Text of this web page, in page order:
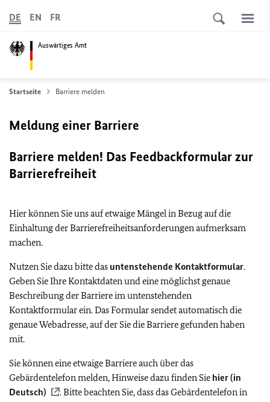
Auswärtiges Amt
DE EN FR
Startseite Barriere melden
Meldung einer Barriere
Barriere melden! Das Feedbackformular zur
Barrierefreiheit
Hier können Sie uns auf etwaige Mängel in Bezug auf die
Einhaltung der Barrierefreiheitsanforderungen aufmerksam
machen.
Nutzen Sie dazu bitte das untenstehende Kontaktformular.
Geben Sie Ihre Kontaktdaten und eine möglichst genaue
Beschreibung der Barriere im untenstehenden
Kontaktformular ein. Das Formular sendet automatisch die
genaue Webadresse, auf der Sie die Barriere gefunden haben
mit.
Sie können eine etwaige Barriere auch über das
Gebärdentelefon melden, Hinweise dazu finden Sie hier (in
Deutsch)
. Bitte beachten Sie, dass das Gebärdentelefon in